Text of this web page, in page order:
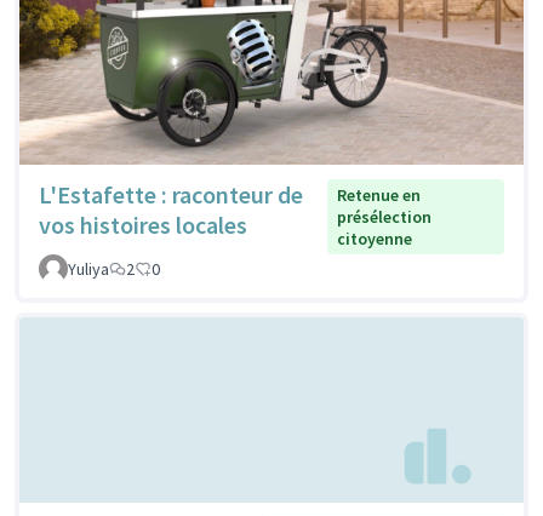
L'Estafette : raconteur de
vos histoires locales
Retenue en
présélection
citoyenne
Yuliya
2 0